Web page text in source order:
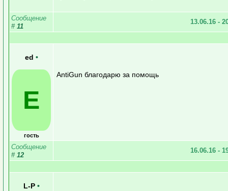
Сообщение
# 11
13.06.16 -
ed •
E
гость
AntiGun благодарю за помощь
Сообщение
# 12
16.06.16 -
L-P •